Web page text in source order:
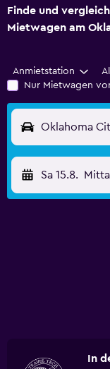
Finde und
Mietwagen am
Anmietstation
Nur Mietwagen
Oklahoma
Sa 15.8.
In